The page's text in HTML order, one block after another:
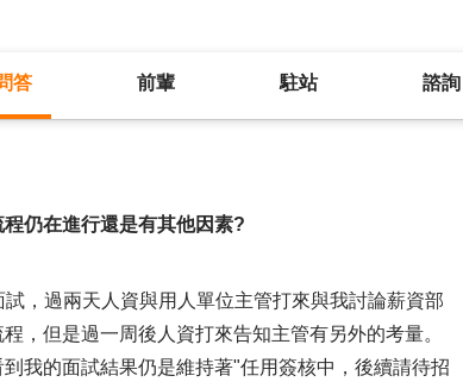
答 前輩 駐站 諮詢
仍在進行還是有其他因素?
，過兩天人資與用人單位主管打來與我討論薪資部
，但是過一周後人資打來告知主管有另外的考量。
我的面試結果仍是維持著"任用簽核中，後續請待招